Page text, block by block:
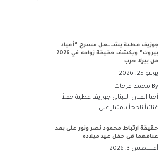
جوزيف عطية يشــ ــعل مسرح “أعياد
بيروت” ويكشف حقيقة زواجه في 2026
من بيرلا حرب
يوليو 25, 2026
By محمد فرحات
أحيا الفنان اللبناني جوزيف عطية حفلاً
غنائياً ناجحاً بامتياز على...
حقيقة ارتباط محمود نصر ونور علي بعد
عناقهما في حفل عيد ميلاده
أغسطس 3, 2026